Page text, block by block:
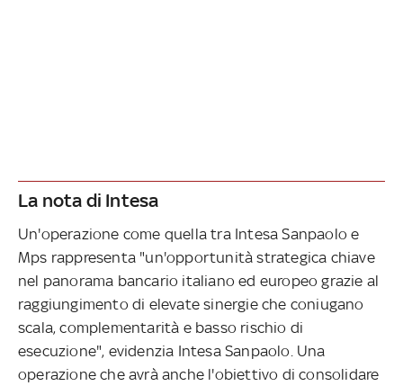
La nota di Intesa
Un'operazione come quella tra Intesa Sanpaolo e
Mps rappresenta "un'opportunità strategica chiave
nel panorama bancario italiano ed europeo grazie al
raggiungimento di elevate sinergie che coniugano
scala, complementarità e basso rischio di
esecuzione", evidenzia Intesa Sanpaolo. Una
operazione che avrà anche l'obiettivo di consolidare